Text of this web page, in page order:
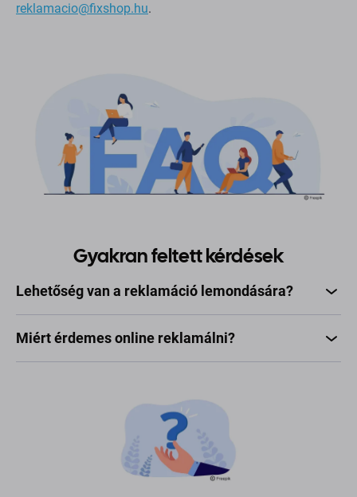
reklamacio@fixshop.hu.
Gyakran feltett kérdések
Lehetőség van a reklamáció lemondására?
Miért érdemes online reklamálni?